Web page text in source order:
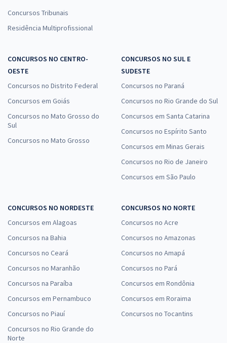
Concursos Tribunais
Residência Multiprofissional
CONCURSOS NO CENTRO-
OESTE
Concursos no Distrito Federal
Concursos em Goiás
Concursos no Mato Grosso do
Sul
Concursos no Mato Grosso
CONCURSOS NO SUL E
SUDESTE
Concursos no Paraná
Concursos no Rio Grande do Sul
Concursos em Santa Catarina
Concursos no Espírito Santo
Concursos em Minas Gerais
Concursos no Rio de Janeiro
Concursos em São Paulo
CONCURSOS NO NORDESTE
Concursos em Alagoas
Concursos na Bahia
Concursos no Ceará
Concursos no Maranhão
Concursos na Paraíba
Concursos em Pernambuco
Concursos no Piauí
Concursos no Rio Grande do
Norte
CONCURSOS NO NORTE
Concursos no Acre
Concursos no Amazonas
Concursos no Amapá
Concursos no Pará
Concursos em Rondônia
Concursos em Roraima
Concursos no Tocantins